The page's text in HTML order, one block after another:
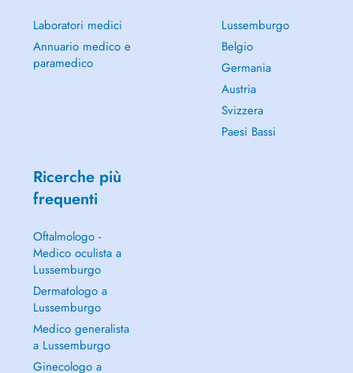
Laboratori medici
Annuario medico e
paramedico
Lussemburgo
Belgio
Germania
Austria
Svizzera
Paesi Bassi
Ricerche più
frequenti
Oftalmologo -
Medico oculista a
Lussemburgo
Dermatologo a
Lussemburgo
Medico generalista
a Lussemburgo
Ginecologo a